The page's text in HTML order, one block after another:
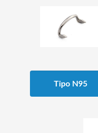
Tipo N95